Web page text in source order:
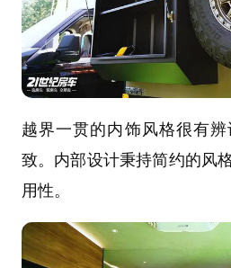
越界一贯的内饰风格很有
致。内部设计秉持简约的风
用性。